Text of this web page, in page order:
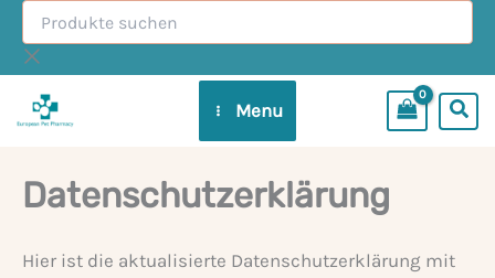
Inhalt
springen
Produkte
suchen
Menu
Datenschutzerklärung
Hier ist die aktualisierte Datenschutzerklärung mit